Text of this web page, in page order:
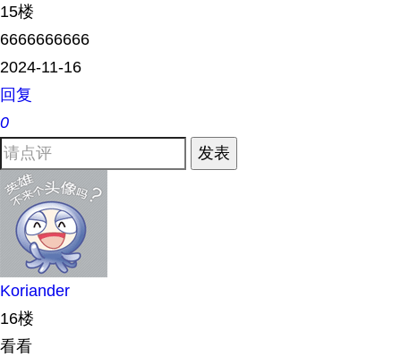
15楼
6666666666
2024-11-16
回复
0
发表
Koriander
16楼
看看